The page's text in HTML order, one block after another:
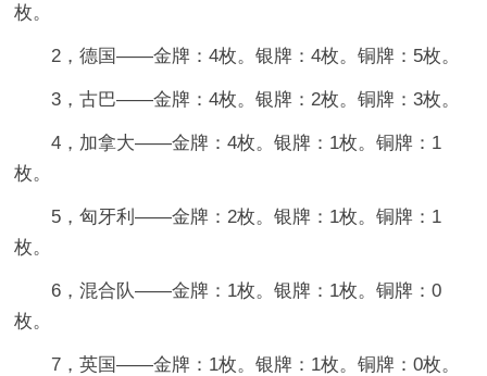
枚。
2，德国——金牌：4枚。银牌：4枚。铜牌：5枚。
3，古巴——金牌：4枚。银牌：2枚。铜牌：3枚。
4，加拿大——金牌：4枚。银牌：1枚。铜牌：1
枚。
5，匈牙利——金牌：2枚。银牌：1枚。铜牌：1
枚。
6，混合队——金牌：1枚。银牌：1枚。铜牌：0
枚。
7，英国——金牌：1枚。银牌：1枚。铜牌：0枚。